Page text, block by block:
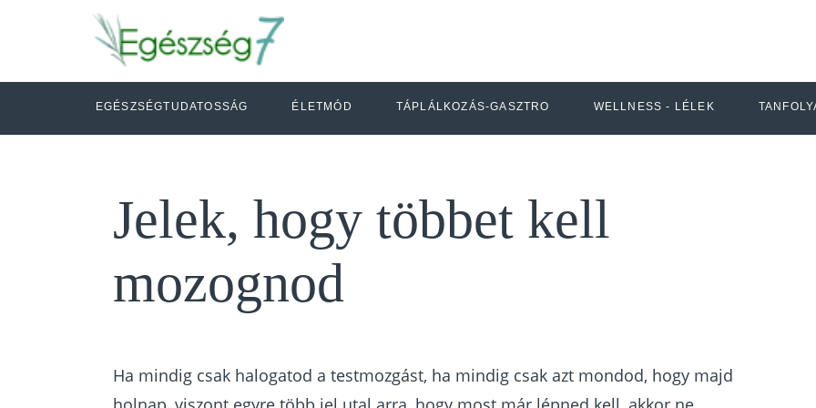
EGÉSZSÉGTUDATOSSÁG ÉLETMÓD TÁPLÁLKOZÁS-GASZTRO WELLNESS - LÉLEK
Jelek, hogy többet kell
mozognod
Ha mindig csak halogatod a testmozgást, ha mindig csak azt mondod, hogy majd